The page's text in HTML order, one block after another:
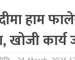
हाम
खोजी कार्य